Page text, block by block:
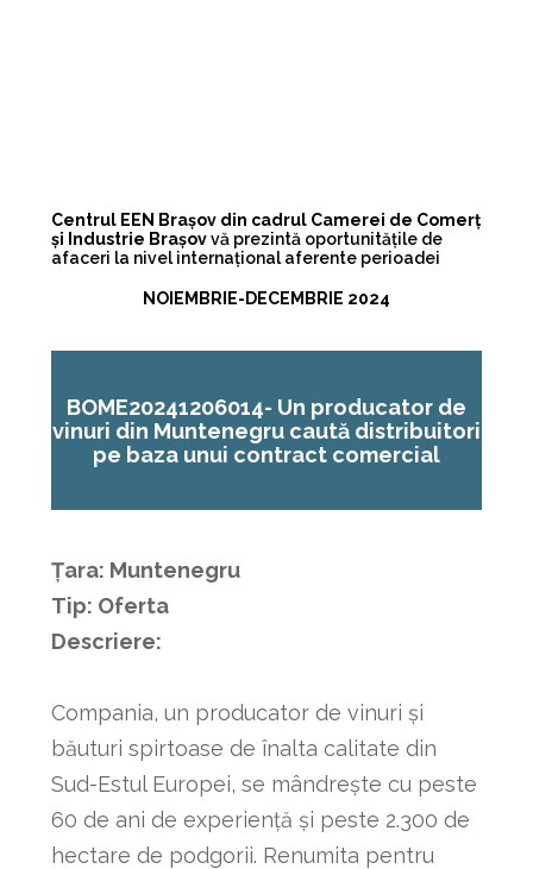
Centrul EEN Brașov din cadrul Camerei de Comerț
și Industrie Brașovvă prezintă oportunitățile de
afaceri la nivel internațional aferente perioadei
NOIEMBRIE-DECEMBRIE 2024
BOME20241206014- Un producator de
vinuri din Muntenegru caută distribuitori
pe baza unui contract comercial
Țara: Muntenegru
Tip: Oferta
Descriere:
Compania, un producator de vinuri și
băuturi spirtoase de înalta calitate din
Sud-Estul Europei, se mândrește cu peste
60 de ani de experiență și peste 2.300 de
hectare de podgorii. Renumita pentru